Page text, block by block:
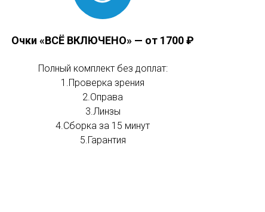
Очки «ВСЁ ВКЛЮЧЕНО» — от 1700 ₽
Полный комплект без доплат:
1.Проверка зрения
2.Оправа
3.Линзы
4.Сборка за 15 минут
5.Гарантия